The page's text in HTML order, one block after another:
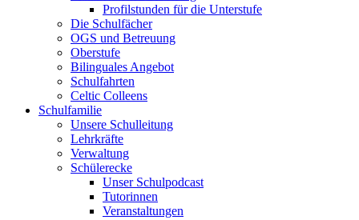
Profilstunden für die Unterstufe
Die Schulfächer
OGS und Betreuung
Oberstufe
Bilinguales Angebot
Schulfahrten
Celtic Colleens
Schulfamilie
Unsere Schulleitung
Lehrkräfte
Verwaltung
Schülerecke
Unser Schulpodcast
Tutorinnen
Veranstaltungen